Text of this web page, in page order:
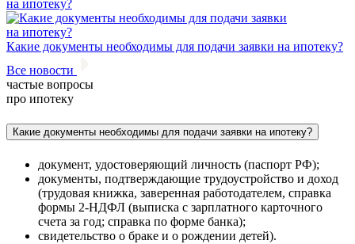
Какие документы необходимы для подачи заявки на ипотеку?
Все новости
частые вопросы
про ипотеку
Какие документы необходимы для подачи заявки на ипотеку?
документ, удостоверяющий личность (паспорт РФ);
документы, подтверждающие трудоустройство и доход
(трудовая книжка, заверенная работодателем, справка
формы 2-НДФЛ (выписка с зарплатного карточного
счета за год; справка по форме банка);
свидетельство о браке и о рождении детей).